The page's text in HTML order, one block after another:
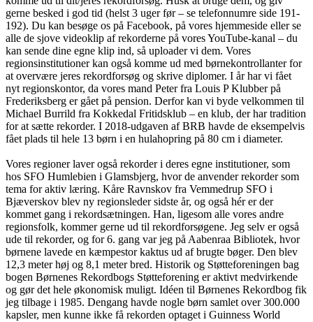
gerne besked i god tid (helst 3 uger før – se telefonnumre side 191-
192). Du kan besøge os på Facebook, på vores hjemmeside eller se
alle de sjove videoklip af rekorderne på vores YouTube-kanal – du
kan sende dine egne klip ind, så uploader vi dem. Vores
regionsinstitutioner kan også komme ud med børnekontrollanter for
at overvære jeres rekordforsøg og skrive diplomer. I år har vi fået
nyt regionskontor, da vores mand Peter fra Louis P Klubber på
Frederiksberg er gået på pension. Derfor kan vi byde velkommen til
Michael Burrild fra Kokkedal Fritidsklub – en klub, der har tradition
for at sætte rekorder. I 2018-udgaven af BRB havde de eksempelvis
fået plads til hele 13 børn i en hulahopring på 80 cm i diameter.
Vores regioner laver også rekorder i deres egne institutioner, som
hos SFO Humlebien i Glamsbjerg, hvor de anvender rekorder som
tema for aktiv læring. Kåre Ravnskov fra Vemmedrup SFO i
Bjæverskov blev ny regionsleder sidste år, og også hér er der
kommet gang i rekordsætningen. Han, ligesom alle vores andre
regionsfolk, kommer gerne ud til rekordforsøgene. Jeg selv er også
ude til rekorder, og for 6. gang var jeg på Aabenraa Bibliotek, hvor
børnene lavede en kæmpestor kaktus ud af brugte bøger. Den blev
12,3 meter høj og 8,1 meter bred. Historik og Støtteforeningen bag
bogen Børnenes Rekordbogs Støtteforening er aktivt medvirkende
og gør det hele økonomisk muligt. Idéen til Børnenes Rekordbog fik
jeg tilbage i 1985. Dengang havde nogle børn samlet over 300.000
kapsler, men kunne ikke få rekorden optaget i Guinness World